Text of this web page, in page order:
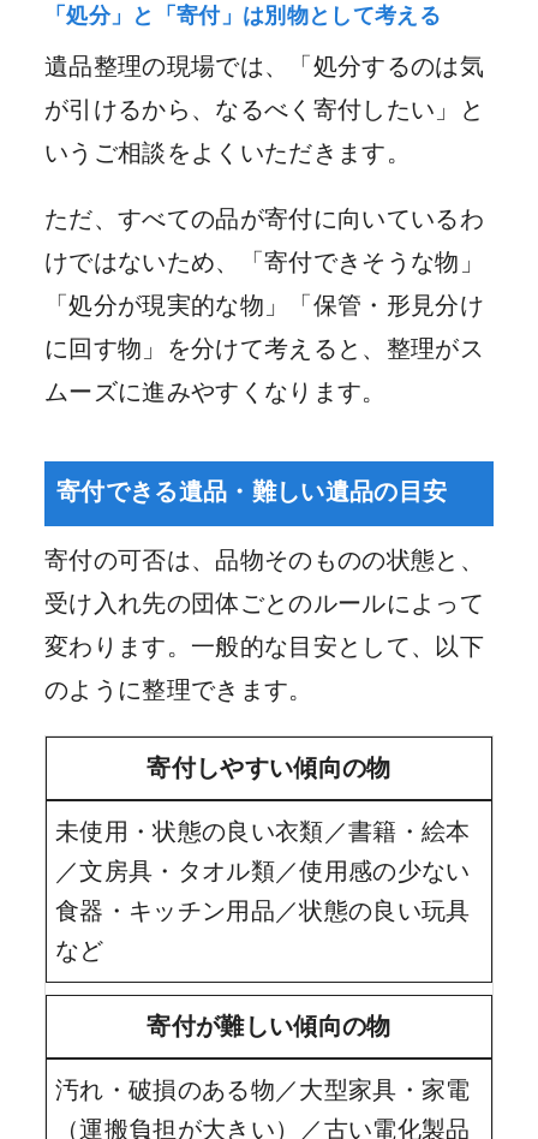
「処分」と「寄付」は別物として考える
遺品整理の現場では、「処分するのは気
が引けるから、なるべく寄付したい」と
いうご相談をよくいただきます。
ただ、すべての品が寄付に向いているわ
けではないため、「寄付できそうな物」
「処分が現実的な物」「保管・形見分け
に回す物」を分けて考えると、整理がス
ムーズに進みやすくなります。
寄付できる遺品・難しい遺品の目安
寄付の可否は、品物そのものの状態と、
受け入れ先の団体ごとのルールによって
変わります。一般的な目安として、以下
のように整理できます。
寄付しやすい傾向の物
未使用・状態の良い衣類／書籍・絵本
／文房具・タオル類／使用感の少ない
食器・キッチン用品／状態の良い玩具
など
寄付が難しい傾向の物
汚れ・破損のある物／大型家具・家電
（運搬負担が大きい）／古い電化製品